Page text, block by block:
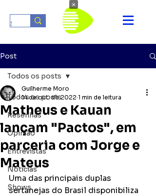
Post
Todos os posts
Resenhas
Opinião
Entrevistas
Notícias
Shows
Todos os posts
Matheus e Kauan
lançam "Pactos", em
parceria com Jorge e
Mateus
Guilherme Moro
14 de out. de 2022 1 min de leitura
Uma das principais duplas
sertanejas do Brasil disponibiliza
×